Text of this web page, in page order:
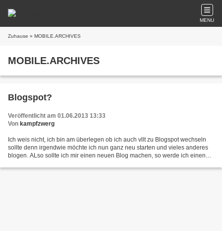
MENU
Zuhause » MOBILE.ARCHIVES
MOBILE.ARCHIVES
Blogspot?
Veröffentlicht am 01.06.2013 13:33
Von kampfzwerg
Ich weis nicht, ich bin am überlegen ob ich auch vllt zu Blogspot wechseln
sollte denn irgendwie möchte ich nun ganz neu starten und vieles anderes
blogen. ALso sollte ich mir einen neuen Blog machen, so werde ich einen